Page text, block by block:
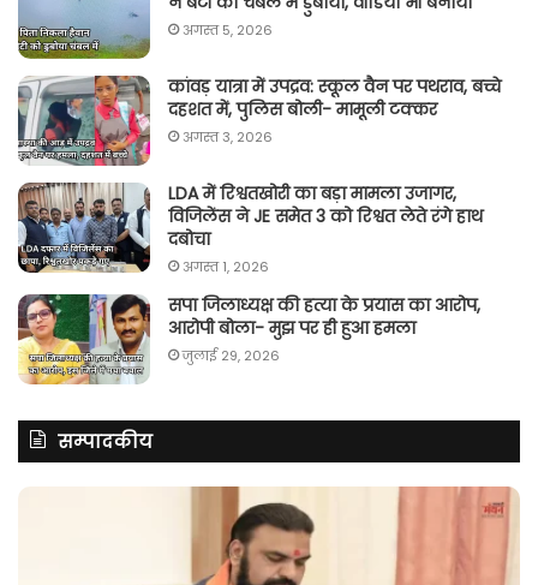
अगस्त 5, 2026
कांवड़ यात्रा में उपद्रव: स्कूल वैन पर पथराव, बच्चे
दहशत में, पुलिस बोली- मामूली टक्कर
अगस्त 3, 2026
LDA में रिश्वतखोरी का बड़ा मामला उजागर,
विजिलेंस ने JE समेत 3 को रिश्वत लेते रंगे हाथ
दबोचा
अगस्त 1, 2026
सपा जिलाध्यक्ष की हत्या के प्रयास का आरोप,
आरोपी बोला- मुझ पर ही हुआ हमला
जुलाई 29, 2026
सम्पादकीय